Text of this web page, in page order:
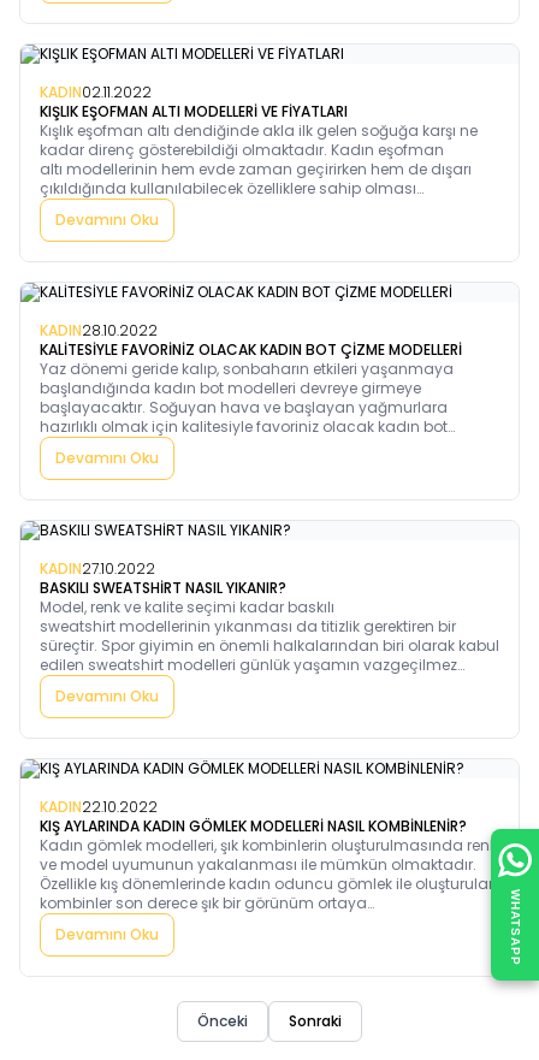
KADIN02.11.2022
KIŞLIK EŞOFMAN ALTI MODELLERİ VE FİYATLARI
Kışlık eşofman altı dendiğinde akla ilk gelen soğuğa karşı ne
kadar direnç gösterebildiği olmaktadır. Kadın eşofman
altı modellerinin hem evde zaman geçirirken hem de dışarı
çıkıldığında kullanılabilecek özelliklere sahip olması
gerekmektedir. Rahatlığın ön planda olduğu ve ev giysisi
olarak seçilen bol eşofman altı kadın için son derece ideal
ürünler arasındadır. Ancak, başka yerlere giderken tercih edilen
ürünlerde dar paça eşofman öne çıkmaktadır.
Devamını Oku
KADIN28.10.2022
KALİTESİYLE FAVORİNİZ OLACAK KADIN BOT ÇİZME MODELLERİ
Yaz dönemi geride kalıp, sonbaharın etkileri yaşanmaya
başlandığında kadın bot modelleri devreye girmeye
başlayacaktır. Soğuyan hava ve başlayan yağmurlara
hazırlıklı olmak için kalitesiyle favoriniz olacak kadın bot
çizme modelleri için çok farklı seçenekler ortaya çıkacaktır.
Seçim yaparken elbette botlarınızın şıklığı ve zarafeti belirleyici
olacaktır. Ancak, kadın bot çeşitleri kalitesi ve koruma
özellikleriyle de titiz seçilmesi gereken ürünler olarak kabul
edilmektedir.
Devamını Oku
KADIN27.10.2022
BASKILI SWEATSHİRT NASIL YIKANIR?
Model, renk ve kalite seçimi kadar baskılı
sweatshirt modellerinin yıkanması da titizlik gerektiren bir
süreçtir. Spor giyimin en önemli halkalarından biri olarak kabul
edilen sweatshirt modelleri günlük yaşamın vazgeçilmez
unsurlarından biridir. Özellikle çocuk sweatshirt ile son derece
şık ve şirin bir görünüme kavuşurken, salaş giyinmeyi sevenler
için tasarlanan oversize sweatshirt çeşitleri geniş bir kitle
tarafından beğenerek giyilmektedir.
Devamını Oku
KADIN22.10.2022
KIŞ AYLARINDA KADIN GÖMLEK MODELLERİ NASIL KOMBİNLENİR?
Kadın gömlek modelleri, şık kombinlerin oluşturulmasında renk
ve model uyumunun yakalanması ile mümkün olmaktadır.
Özellikle kış dönemlerinde kadın oduncu gömlek ile oluşturulan
kombinler son derece şık bir görünüm ortaya
çıkarmaktadır. Kadın gömlek tercihi dört mevsim ön planda
tutulmaktadır. Kalitesi ve modelleri bir kenara bırakıldığında,
ortaya çıkan en büyük telaş kombin oluşturulması olarak
dikkat çekmektedir.
Devamını Oku
Önceki Sonraki
WHATSAPP